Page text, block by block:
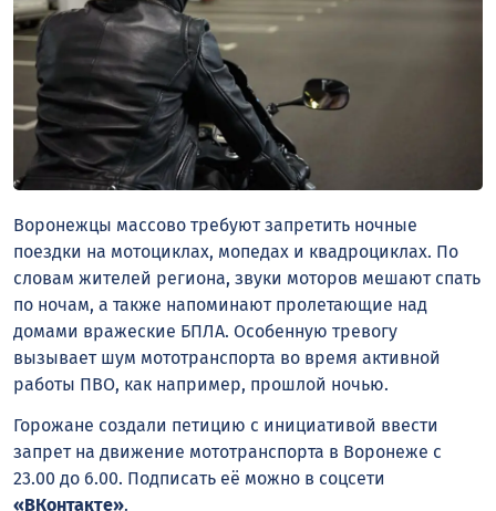
Воронежцы массово требуют запретить ночные
поездки на мотоциклах, мопедах и квадроциклах. По
словам жителей региона, звуки моторов мешают спать
по ночам, а также напоминают пролетающие над
домами вражеские БПЛА. Особенную тревогу
вызывает шум мототранспорта во время активной
работы ПВО, как например, прошлой ночью.
Горожане создали петицию с инициативой ввести
запрет на движение мототранспорта в Воронеже с
23.00 до 6.00. Подписать её можно в соцсети
«ВКонтакте».